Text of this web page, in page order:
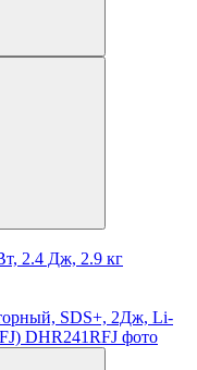
2.4 Дж, 2.9 кг